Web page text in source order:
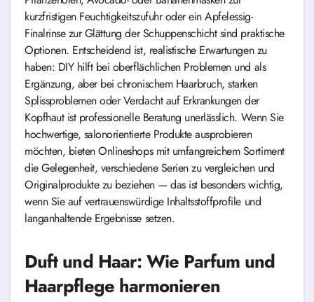
kurzfristigen Feuchtigkeitszufuhr oder ein Apfelessig-
Finalrinse zur Glättung der Schuppenschicht sind praktische
Optionen. Entscheidend ist, realistische Erwartungen zu
haben: DIY hilft bei oberflächlichen Problemen und als
Ergänzung, aber bei chronischem Haarbruch, starken
Splissproblemen oder Verdacht auf Erkrankungen der
Kopfhaut ist professionelle Beratung unerlässlich. Wenn Sie
hochwertige, salonorientierte Produkte ausprobieren
möchten, bieten Onlineshops mit umfangreichem Sortiment
die Gelegenheit, verschiedene Serien zu vergleichen und
Originalprodukte zu beziehen — das ist besonders wichtig,
wenn Sie auf vertrauenswürdige Inhaltsstoffprofile und
langanhaltende Ergebnisse setzen.
Duft und Haar: Wie Parfum und
Haarpflege harmonieren